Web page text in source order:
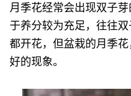
月季花经常会出现双子
于养分较为充足，往往
都开花，但盆栽的月季
好的现象。